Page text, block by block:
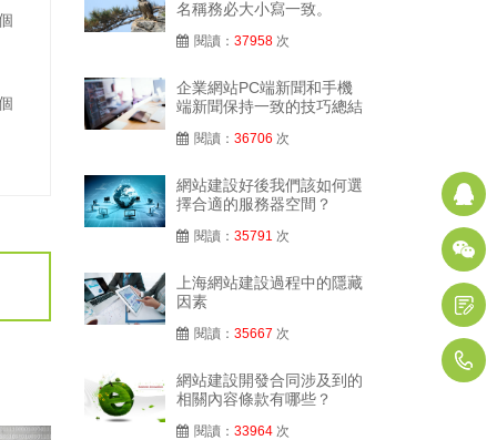
名稱務必大小寫一致。
閱讀： 37958 次
企業網站PC端新聞和手機
端新聞保持一致的技巧總結
閱讀： 36706 次
網站建設好後我們該如何選
擇合適的服務器空間？
閱讀： 35791 次
上海網站建設過程中的隱藏
因素
閱讀： 35667 次
網站建設開發合同涉及到的
相關內容條款有哪些？
閱讀： 33964 次